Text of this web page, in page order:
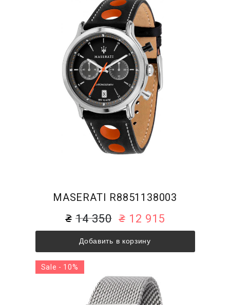
MASERATI R8851138003
14 350 12 915
Добавить в корзину
Sale - 10%